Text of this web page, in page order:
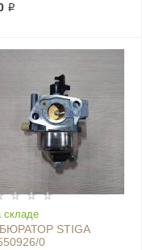
₽
складе
STIGA
0